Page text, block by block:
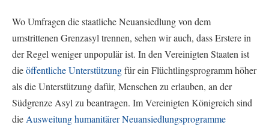
Wo Umfragen die staatliche Neuansiedlung von dem
umstrittenen Grenzasyl trennen, sehen wir auch, dass Erstere in
der Regel weniger unpopulär ist. In den Vereinigten Staaten ist
dieöffentliche Unterstützungfür ein Flüchtlingsprogramm höher
als die Unterstützung dafür, Menschen zu erlauben, an der
Südgrenze Asyl zu beantragen. Im Vereinigten Königreich sind
dieAusweitung humanitärer Neuansiedlungsprogramme